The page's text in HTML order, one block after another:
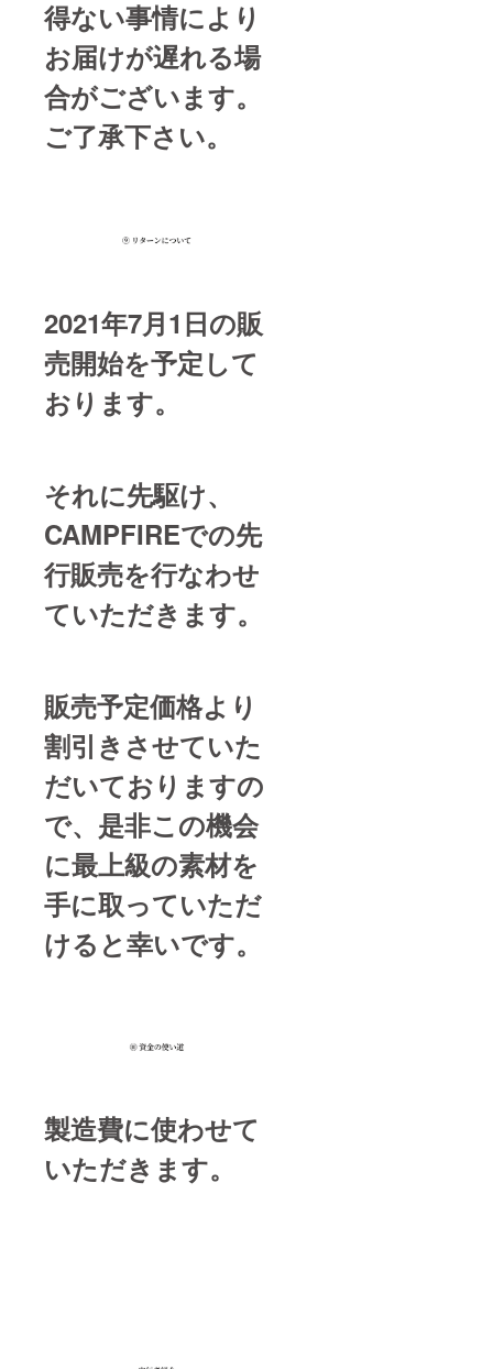
得ない事情により
お届けが遅れる場
合がございます。
ご了承下さい。
2021年7月1日の販
売開始を予定して
おります。
それに先駆け、
CAMPFIREでの先
行販売を行なわせ
ていただきます。
販売予定価格より
割引きさせていた
だいておりますの
で、是非この機会
に最上級の素材を
手に取っていただ
けると幸いです。
製造費に使わせて
いただきます。